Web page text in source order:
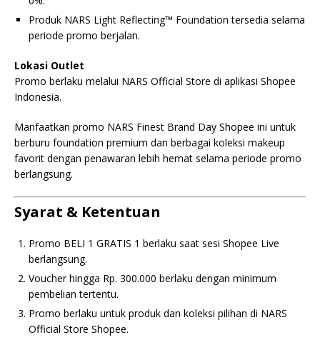
Produk NARS Light Reflecting™ Foundation tersedia selama
periode promo berjalan.
Lokasi Outlet
Promo berlaku melalui NARS Official Store di aplikasi Shopee
Indonesia.
Manfaatkan promo NARS Finest Brand Day Shopee ini untuk
berburu foundation premium dan berbagai koleksi makeup
favorit dengan penawaran lebih hemat selama periode promo
berlangsung.
Syarat & Ketentuan
Promo BELI 1 GRATIS 1 berlaku saat sesi Shopee Live
berlangsung.
Voucher hingga Rp. 300.000 berlaku dengan minimum
pembelian tertentu.
Promo berlaku untuk produk dan koleksi pilihan di NARS
Official Store Shopee.